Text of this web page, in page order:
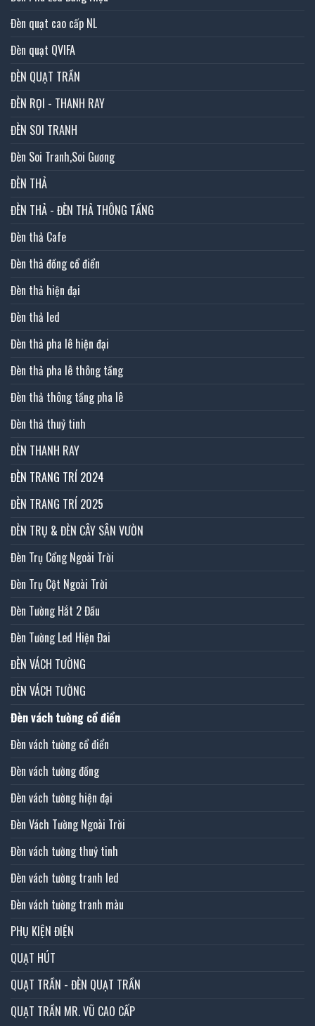
Đèn quạt cao cấp NL
Đèn quạt QVIFA
ĐÈN QUẠT TRẦN
ĐÈN RỌI - THANH RAY
ĐÈN SOI TRANH
Đèn Soi Tranh,Soi Gương
ĐÈN THẢ
ĐÈN THẢ - ĐÈN THẢ THÔNG TẦNG
Đèn thả Cafe
Đèn thả đồng cổ điển
Đèn thả hiện đại
Đèn thả led
Đèn thả pha lê hiện đại
Đèn thả pha lê thông tầng
Đèn thả thông tầng pha lê
Đèn thả thuỷ tinh
ĐÈN THANH RAY
ĐÈN TRANG TRÍ 2024
ĐÈN TRANG TRÍ 2025
ĐÈN TRỤ & ĐÈN CÂY SÂN VƯỜN
Đèn Trụ Cổng Ngoài Trời
Đèn Trụ Cột Ngoài Trời
Đèn Tường Hắt 2 Đầu
Đèn Tường Led Hiện Đai
ĐÈN VÁCH TƯỜNG
ĐÈN VÁCH TƯỜNG
Đèn vách tường cổ điển
Đèn vách tường cổ điển
Đèn vách tường đồng
Đèn vách tường hiện đại
Đèn Vách Tường Ngoài Trời
Đèn vách tường thuỷ tinh
Đèn vách tường tranh led
Đèn vách tường tranh màu
PHỤ KIỆN ĐIỆN
QUẠT HÚT
QUẠT TRẦN - ĐÈN QUẠT TRẦN
QUẠT TRẦN MR. VŨ CAO CẤP